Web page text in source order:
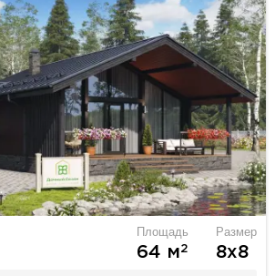
Площадь
64 м2
Размер
8х8